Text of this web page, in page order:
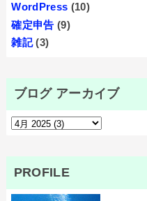
WordPress (10)
確定申告 (9)
雑記 (3)
ブログ アーカイブ
PROFILE